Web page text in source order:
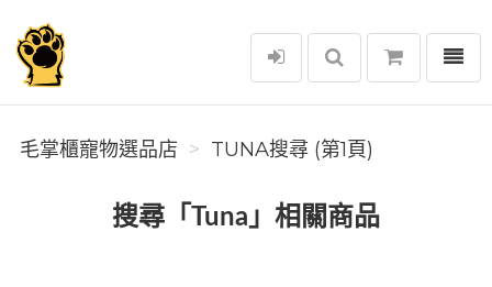
毛掌櫃寵物選品店
選單
毛掌櫃寵物選品店 TUNA搜尋 (第1頁)
搜尋「Tuna」相關商品